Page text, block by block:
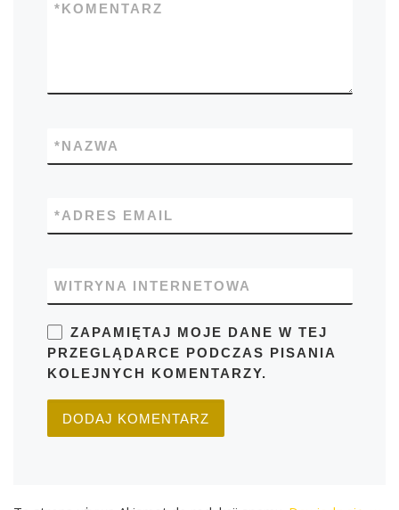
KOMENTARZ
*
NAZWA
*
ADRES EMAIL
*
WITRYNA INTERNETOWA
ZAPAMIĘTAJ MOJE DANE W TEJ
PRZEGLĄDARCE PODCZAS PISANIA
KOLEJNYCH KOMENTARZY.